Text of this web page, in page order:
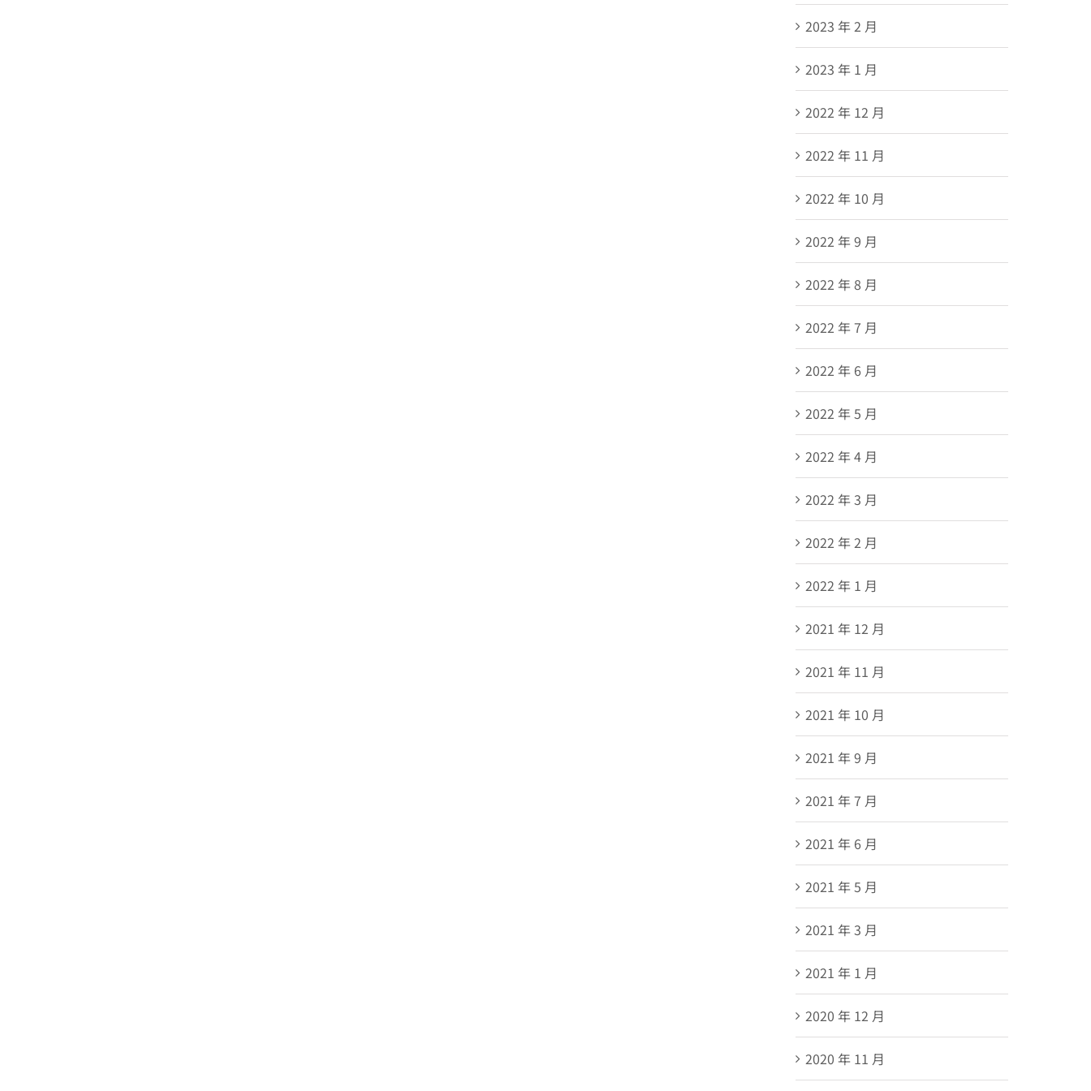
2023 年 2 月
2023 年 1 月
2022 年 12 月
2022 年 11 月
2022 年 10 月
2022 年 9 月
2022 年 8 月
2022 年 7 月
2022 年 6 月
2022 年 5 月
2022 年 4 月
2022 年 3 月
2022 年 2 月
2022 年 1 月
2021 年 12 月
2021 年 11 月
2021 年 10 月
2021 年 9 月
2021 年 7 月
2021 年 6 月
2021 年 5 月
2021 年 3 月
2021 年 1 月
2020 年 12 月
2020 年 11 月